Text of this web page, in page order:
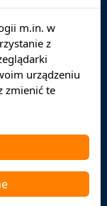
m.in. w
z
urządzeniu
zmienić te